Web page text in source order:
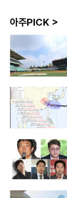
아주PICK >